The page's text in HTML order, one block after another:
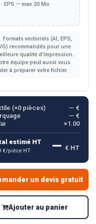
· EPS — max 20 Mo
Formats vectoriels (AI, EPS,
recommandés pour une
qualité d'impression.
équipe peut aussi vous
à préparer votre fichier.
(×0pièces)
— €
— €
×1.00
estimé HT
€/pièce HT — € HT
un devis gratuit
Ajouter au panier